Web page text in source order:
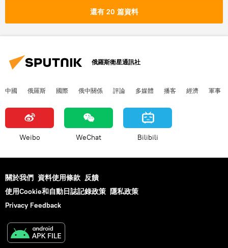
還有 20 篇資料
俄羅斯衛星通訊社
中國 俄羅斯 國際 俄中關係 評論 多媒體 播客 經濟 軍事
Weibo WeChat Bilibili
關於我們 資料使用條款 反饋
使用Cookie和自動日誌記錄政策 隱私政策
Privacy Feedback